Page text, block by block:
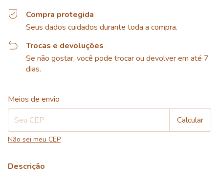
Compra protegida
Seus dados cuidados durante toda a compra.
Trocas e devoluções
Se não gostar, você pode trocar ou devolver em até 7
dias.
Entregas para o CEP:
Meios de envio
Calcular
Não sei meu CEP
Descrição